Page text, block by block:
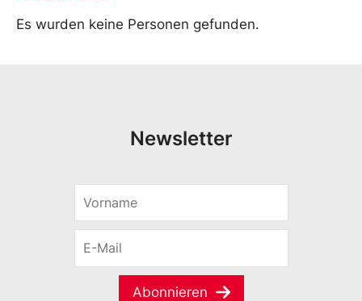
Es wurden keine Personen gefunden.
Newsletter
r
m
M
Abonnieren